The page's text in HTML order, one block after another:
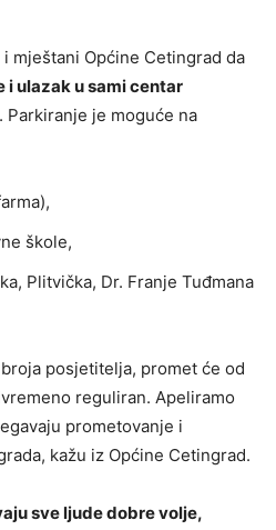
mještani Općine Cetingrad da
ulazak u sami centar
Parkiranje je moguće na
škole,
Plitvička, Dr. Franje Tuđmana
posjetitelja, promet će od
reguliran. Apeliramo
prometovanje i
kažu iz Općine Cetingrad.
sve ljude dobre volje,